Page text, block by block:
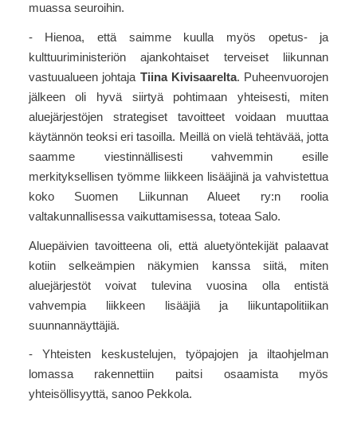
muassa seuroihin.
- Hienoa, että saimme kuulla myös opetus- ja
kulttuuriministeriön ajankohtaiset terveiset liikunnan
vastuualueen johtaja Tiina Kivisaarelta. Puheenvuorojen
jälkeen oli hyvä siirtyä pohtimaan yhteisesti, miten
aluejärjestöjen strategiset tavoitteet voidaan muuttaa
käytännön teoksi eri tasoilla. Meillä on vielä tehtävää, jotta
saamme viestinnällisesti vahvemmin esille
merkityksellisen työmme liikkeen lisääjinä ja vahvistettua
koko Suomen Liikunnan Alueet ry:n roolia
valtakunnallisessa vaikuttamisessa, toteaa Salo.
Aluepäivien tavoitteena oli, että aluetyöntekijät palaavat
kotiin selkeämpien näkymien kanssa siitä, miten
aluejärjestöt voivat tulevina vuosina olla entistä
vahvempia liikkeen lisääjiä ja liikuntapolitiikan
suunnannäyttäjiä.
- Yhteisten keskustelujen, työpajojen ja iltaohjelman
lomassa rakennettiin paitsi osaamista myös
yhteisöllisyyttä, sanoo Pekkola.